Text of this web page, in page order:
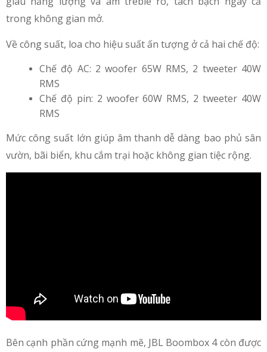
trong không gian mở.
Về công suất, loa cho hiệu suất ấn tượng ở cả hai chế độ:
Chế độ AC: 2 woofer 65W RMS, 2 tweeter 40W
RMS
Chế độ pin: 2 woofer 60W RMS, 2 tweeter 40W
RMS
Mức công suất lớn giúp âm thanh dễ dàng bao phủ sân
vườn, bãi biển, khu cắm trại hoặc không gian tiệc rộng.
Bên cạnh phần cứng mạnh mẽ, JBL Boombox 4 còn được